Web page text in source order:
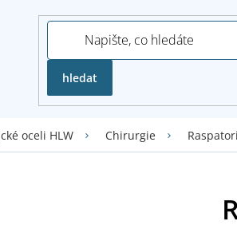
hledat
oceli HLW Chirurgie